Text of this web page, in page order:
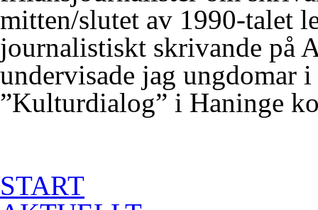
mitten/slutet av 1990-talet
journalistiskt skrivande på
undervisade jag ungdomar
”Kulturdialog” i Haninge
START